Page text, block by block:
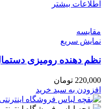
اطلاعات بیشتر
مقايسه
نمایش سریع
نظم دهنده رومیزی
220,000 تومان
افزودن به سبد خرید